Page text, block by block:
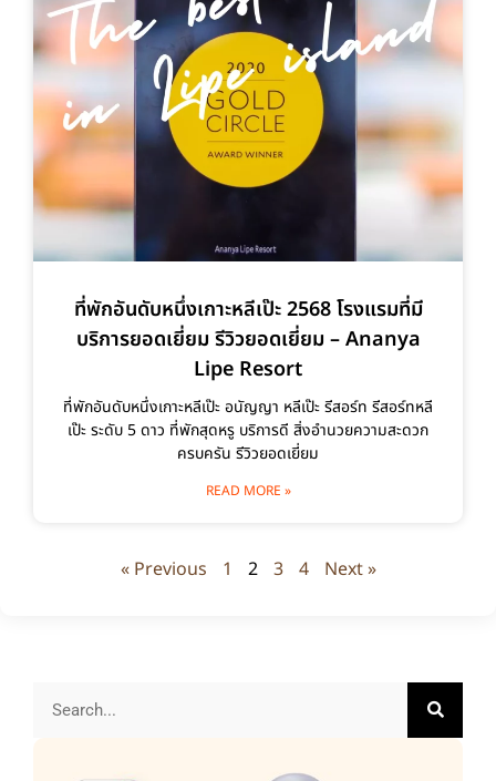
ที่พักอันดับหนึ่งเกาะหลีเป๊ะ 2568 โรงแรมที่มี
บริการยอดเยี่ยม รีวิวยอดเยี่ยม – Ananya
Lipe Resort
ที่พักอันดับหนึ่งเกาะหลีเป๊ะ อนัญญา หลีเป๊ะ รีสอร์ท รีสอร์ทหลี
เป๊ะ ระดับ 5 ดาว ที่พักสุดหรู บริการดี สิ่งอำนวยความสะดวก
ครบครัน รีวิวยอดเยี่ยม
READ MORE »
« Previous 1 2 3 4 Next »